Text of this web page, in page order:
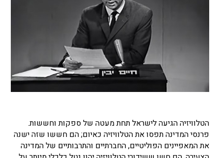
הטלוויזיה הגיעה לישראל תחת מעטה של ספקות וחששות.
פרנסי המדינה תפסו את הטלוויזיה כאיום; הם חששו שזה ישנה
את המאפיינים הפוליטיים, החברתיים והתרבותיים של המדינה